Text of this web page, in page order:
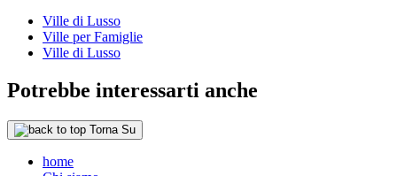
Ville di Lusso
Ville per Famiglie
Ville di Lusso
Potrebbe interessarti anche
Torna Su
home